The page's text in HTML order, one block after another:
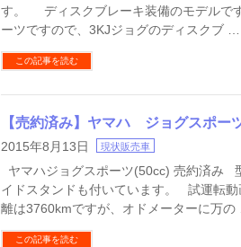
す。 ディスクブレーキ装備のモデルで
ーツですので、3KJジョグのディスクブ …
この記事を読む
【売約済み】ヤマハ ジョグスポー
2015年8月13日 現状販売車
ヤマハジョグスポーツ(50cc) 売約済み
イドスタンドも付いています。 試運転
離は3760kmですが、オドメーターに万の
この記事を読む